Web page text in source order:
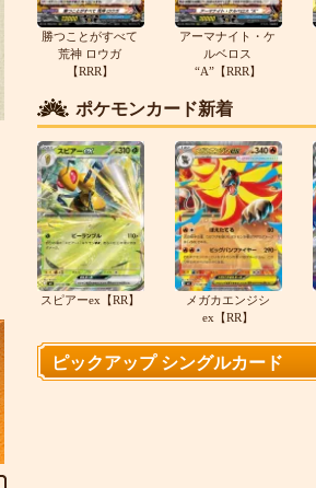
勝つことがすべて
荒神 ロウガ
【RRR】
アーマナイト・ケ
ルベロス
“A”【RRR】
ポケモンカード新着
スピアーex【RR】
メガカエンジシ
ex【RR】
ピックアップ シングルカード